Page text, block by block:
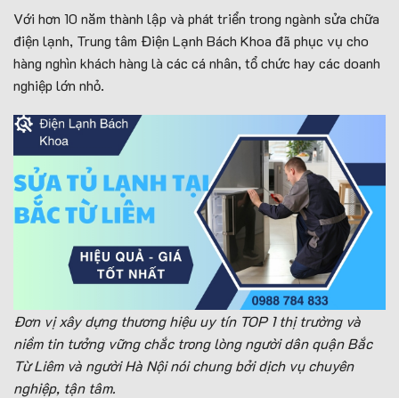
Với hơn 10 năm thành lập và phát triển trong ngành sửa chữa
điện lạnh, Trung tâm Điện Lạnh Bách Khoa đã phục vụ cho
hàng nghìn khách hàng là các cá nhân, tổ chức hay các doanh
nghiệp lớn nhỏ.
Đơn vị xây dựng thương hiệu uy tín TOP 1 thị trường và
niềm tin tưởng vững chắc trong lòng người dân quận Bắc
Từ Liêm và người Hà Nội nói chung bởi dịch vụ chuyên
nghiệp, tận tâm.